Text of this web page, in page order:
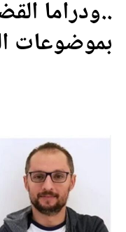
..ودراما
بموضوعات